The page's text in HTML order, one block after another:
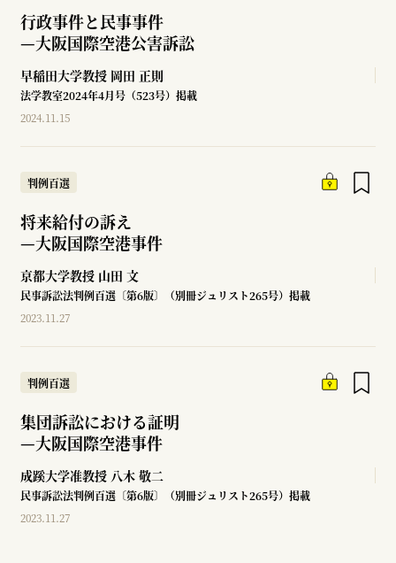
行政事件と民事事件
—大阪国際空港公害訴訟
早稲田大学教授 岡田 正則
法学教室2024年4月号（523号）掲載
2024.11.15
判例百選
将来給付の訴え
—大阪国際空港事件
京都大学教授 山田 文
民事訴訟法判例百選〔第6版〕（別冊ジュリスト265号）掲載
2023.11.27
判例百選
集団訴訟における証明
—大阪国際空港事件
成蹊大学准教授 八木 敬二
民事訴訟法判例百選〔第6版〕（別冊ジュリスト265号）掲載
2023.11.27